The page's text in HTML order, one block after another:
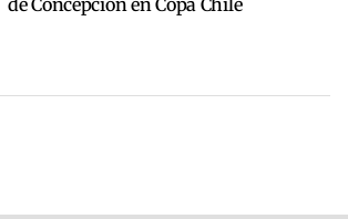
de Concepción en Copa Chile